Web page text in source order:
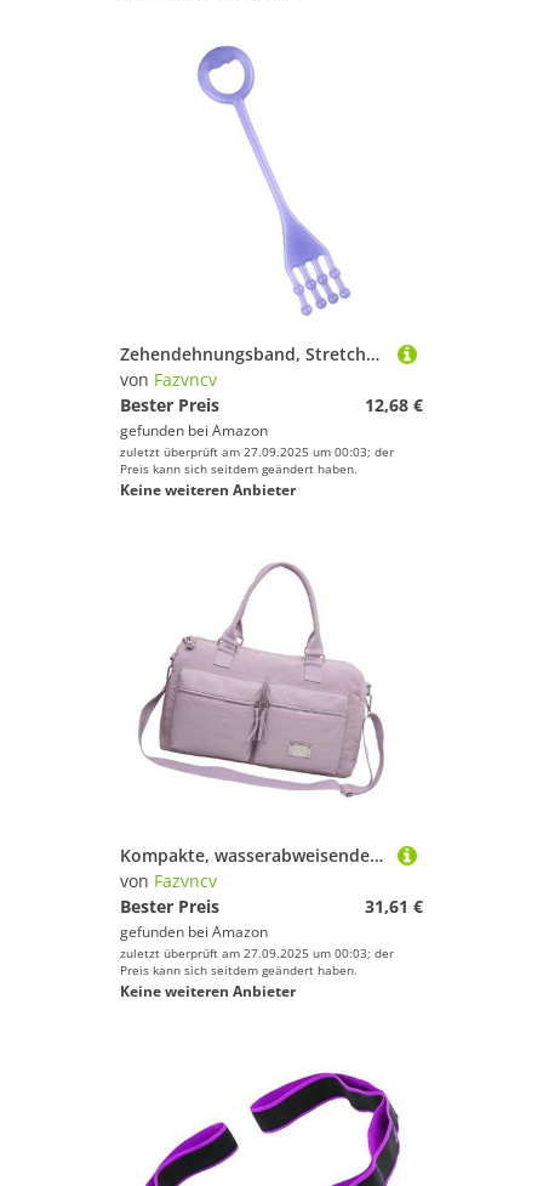
Zehendehnungsband, Stretchband, Tanz, Fuß, Beindehner, elastisches Seiltraining für Frauen, Stretchband, elastisches Seiltraining für Frauen
von Fazvncv
Bester Preis
12,68 €
gefunden bei Amazon
zuletzt überprüft am 27.09.2025 um 00:03; der
Preis kann sich seitdem geändert haben.
Keine weiteren Anbieter
Kompakte, wasserabweisende Trainingstasche mit ergonomischem Schultergurt-Design, geräumiger Innenraum für Sportausrüstung und Kurztrip-Reisetaschen mit mehreren Fächern, violett, Mass Beauty
von Fazvncv
Bester Preis
31,61 €
gefunden bei Amazon
zuletzt überprüft am 27.09.2025 um 00:03; der
Preis kann sich seitdem geändert haben.
Keine weiteren Anbieter